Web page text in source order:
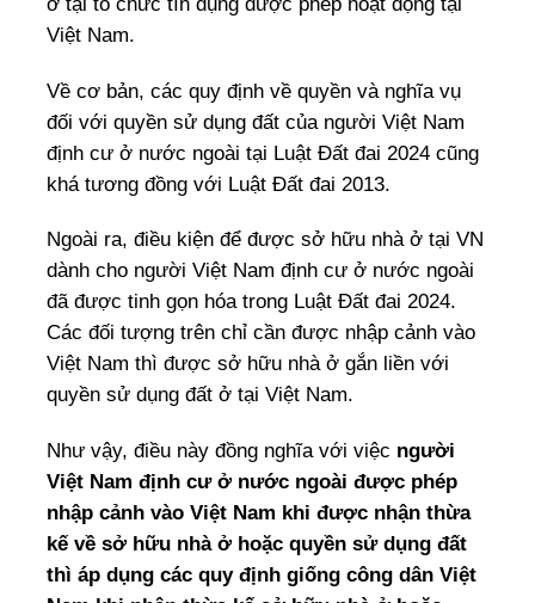
Việt Nam.
Về cơ bản, các quy định về quyền và nghĩa vụ
đối với quyền sử dụng đất của người Việt Nam
định cư ở nước ngoài tại Luật Đất đai 2024 cũng
khá tương đồng với Luật Đất đai 2013.
Ngoài ra, điều kiện để được sở hữu nhà ở tại VN
dành cho người Việt Nam định cư ở nước ngoài
đã được tinh gọn hóa trong Luật Đất đai 2024.
Các đối tượng trên chỉ cần được nhập cảnh vào
Việt Nam thì được sở hữu nhà ở gắn liền với
quyền sử dụng đất ở tại Việt Nam.
Như vậy, điều này đồng nghĩa với việc người
Việt Nam định cư ở nước ngoài được phép
nhập cảnh vào Việt Nam khi được nhận thừa
kế về sở hữu nhà ở hoặc quyền sử dụng đất
thì áp dụng các quy định giống công dân Việt